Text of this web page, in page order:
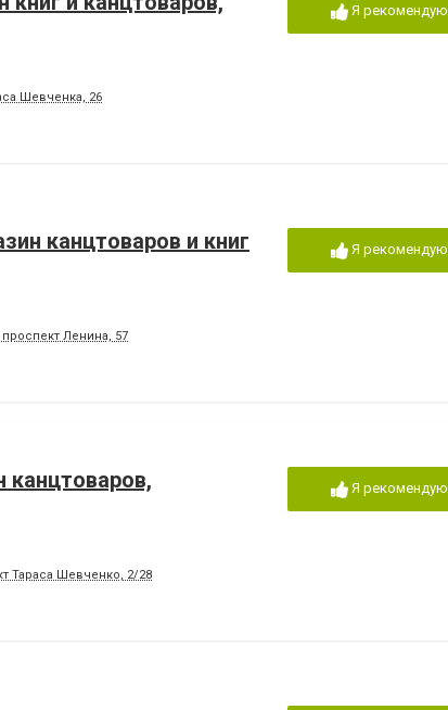
Шевченка, 26
Я рекомендую
канцтоваров и книг
Ленина, 57
Я рекомендую
канцтоваров,
Тараса Шевченко, 2/28
Я рекомендую